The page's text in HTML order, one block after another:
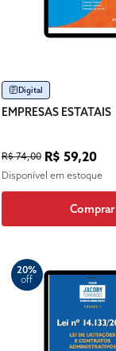
Digital
EMPRESAS ESTATAIS
R$ 74,00 R$ 59,20
Disponível em estoque
Comprar
20%
off